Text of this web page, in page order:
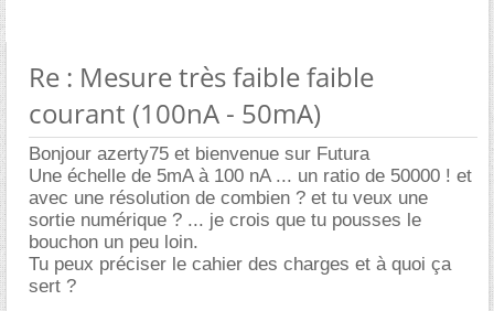
Re : Mesure très faible faible
courant (100nA - 50mA)
Bonjour azerty75 et bienvenue sur Futura
Une échelle de 5mA à 100 nA ... un ratio de 50000 ! et
avec une résolution de combien ? et tu veux une
sortie numérique ? ... je crois que tu pousses le
bouchon un peu loin.
Tu peux préciser le cahier des charges et à quoi ça
sert ?